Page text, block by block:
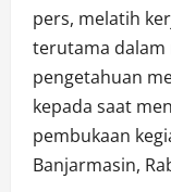
pers, melatih
terutama dalam
pengetahuan
kepada saat
pembukaan
Banjarmasin,